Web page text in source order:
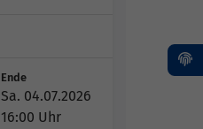
Ende
Sa. 04.07.2026
16:00 Uhr